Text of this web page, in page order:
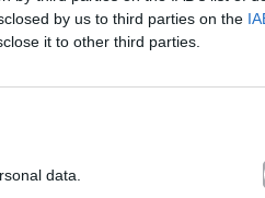
by us to third parties on the
it to other third parties.
data.